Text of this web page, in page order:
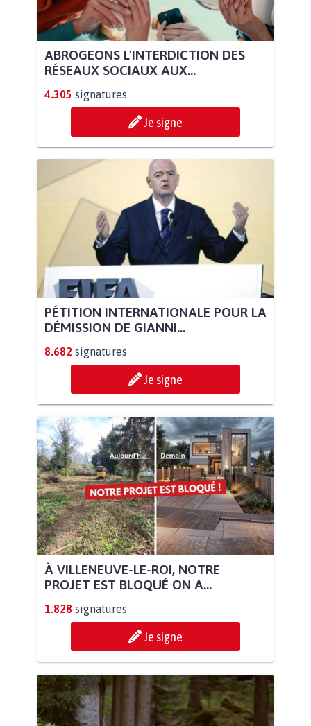
ABROGEONS L'INTERDICTION DES
RÉSEAUX SOCIAUX AUX...
4.305 signatures
Je signe
PÉTITION INTERNATIONALE POUR LA
DÉMISSION DE GIANNI...
8.682 signatures
Je signe
À VILLENEUVE-LE-ROI, NOTRE
PROJET EST BLOQUÉ ON A...
1.828 signatures
Je signe